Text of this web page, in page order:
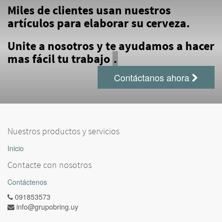
Miles de clientes usan nuestros
artículos para elaborar su cerveza.
Unite a nosotros y te ayudamos a hacer
mas fácil tu trabajo .
Contáctanos ahora
Nuestros productos y servicios
Inicio
Contacte con nosotros
Contáctenos
091853573
info@grupobring.uy